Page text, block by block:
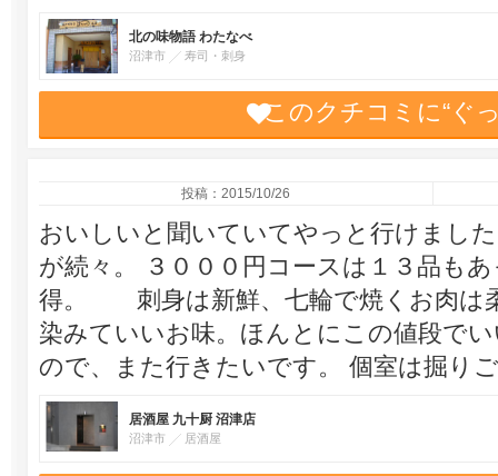
北の味物語 わたなべ
沼津市 寿司・刺身
このクチコミに“ぐ
投稿：2015/10/26
おいしいと聞いていてやっと行けまし
が続々。 ３０００円コースは１３品も
得。 刺身は新鮮、七輪で焼くお肉は
染みていいお味。ほんとにこの値段で
ので、また行きたいです。 個室は掘り
居酒屋 九十厨 沼津店
沼津市 居酒屋